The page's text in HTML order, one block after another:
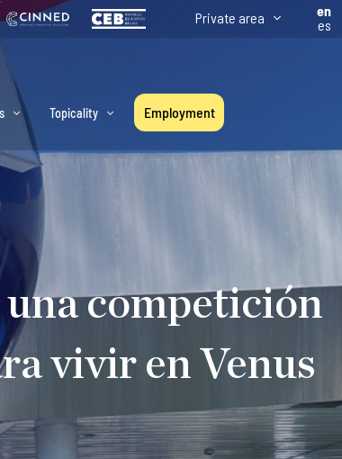
Private area
en
es
Topicality Employment
una competición
vivir en Venus